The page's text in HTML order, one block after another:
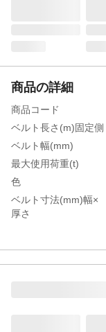
商品の詳細
商品コード
ベルト長さ(m)固定側
ベルト幅(mm)
最大使用荷重(t)
色
ベルト寸法(mm)幅×
厚さ
重さ
材質1